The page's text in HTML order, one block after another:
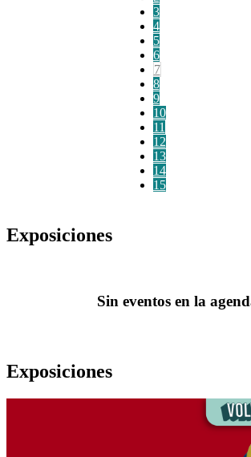
3
4
5
6
7
8
9
10
11
12
13
14
15
Exposiciones
Sin eventos en la
Exposiciones